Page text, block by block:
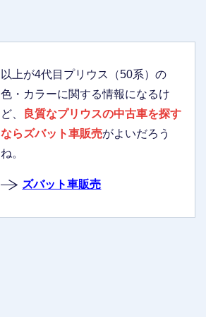
以上が4代目プリウス（50系）の
色・カラーに関する情報になるけ
ど、
良質なプリウスの中古車を探す
ならズバット車販売がよいだろう
ね。
ズバット車販売